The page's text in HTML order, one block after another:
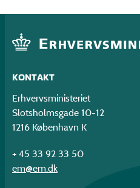
KONTAKT
Erhvervsministeriet
Slotsholmsgade 10-12
1216 København K
+ 45 33 92 33 50
em@em.dk